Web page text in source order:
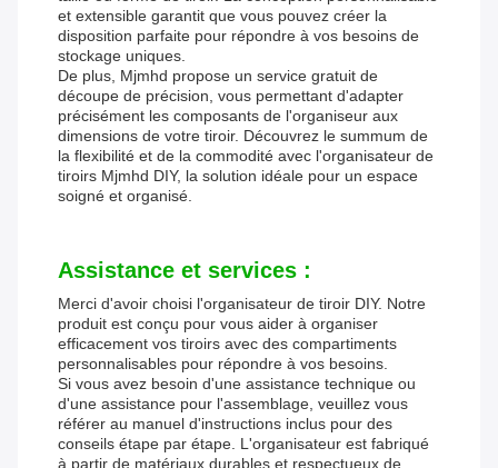
et extensible garantit que vous pouvez créer la
disposition parfaite pour répondre à vos besoins de
stockage uniques.
De plus, Mjmhd propose un service gratuit de
découpe de précision, vous permettant d'adapter
précisément les composants de l'organiseur aux
dimensions de votre tiroir. Découvrez le summum de
la flexibilité et de la commodité avec l'organisateur de
tiroirs Mjmhd DIY, la solution idéale pour un espace
soigné et organisé.
Assistance et services :
Merci d'avoir choisi l'organisateur de tiroir DIY. Notre
produit est conçu pour vous aider à organiser
efficacement vos tiroirs avec des compartiments
personnalisables pour répondre à vos besoins.
Si vous avez besoin d'une assistance technique ou
d'une assistance pour l'assemblage, veuillez vous
référer au manuel d'instructions inclus pour des
conseils étape par étape. L'organisateur est fabriqué
à partir de matériaux durables et respectueux de